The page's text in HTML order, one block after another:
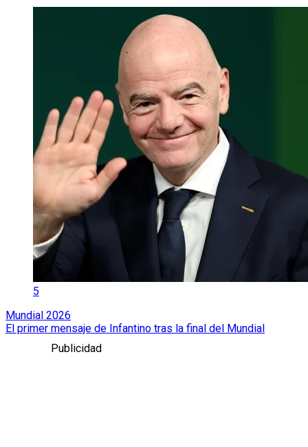
5
Mundial 2026
El primer mensaje de Infantino tras la final del Mundial
Publicidad